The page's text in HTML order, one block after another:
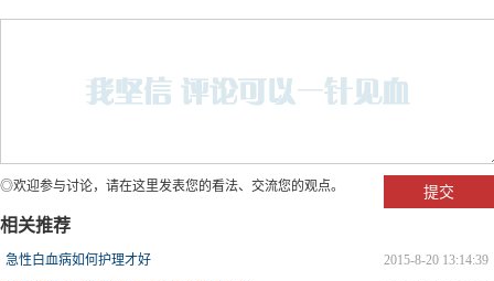
◎欢迎参与讨论，请在这里发表您的看法、交流您的观点。
相关推荐
急性白血病如何护理才好
2015-8-20 13:14:39